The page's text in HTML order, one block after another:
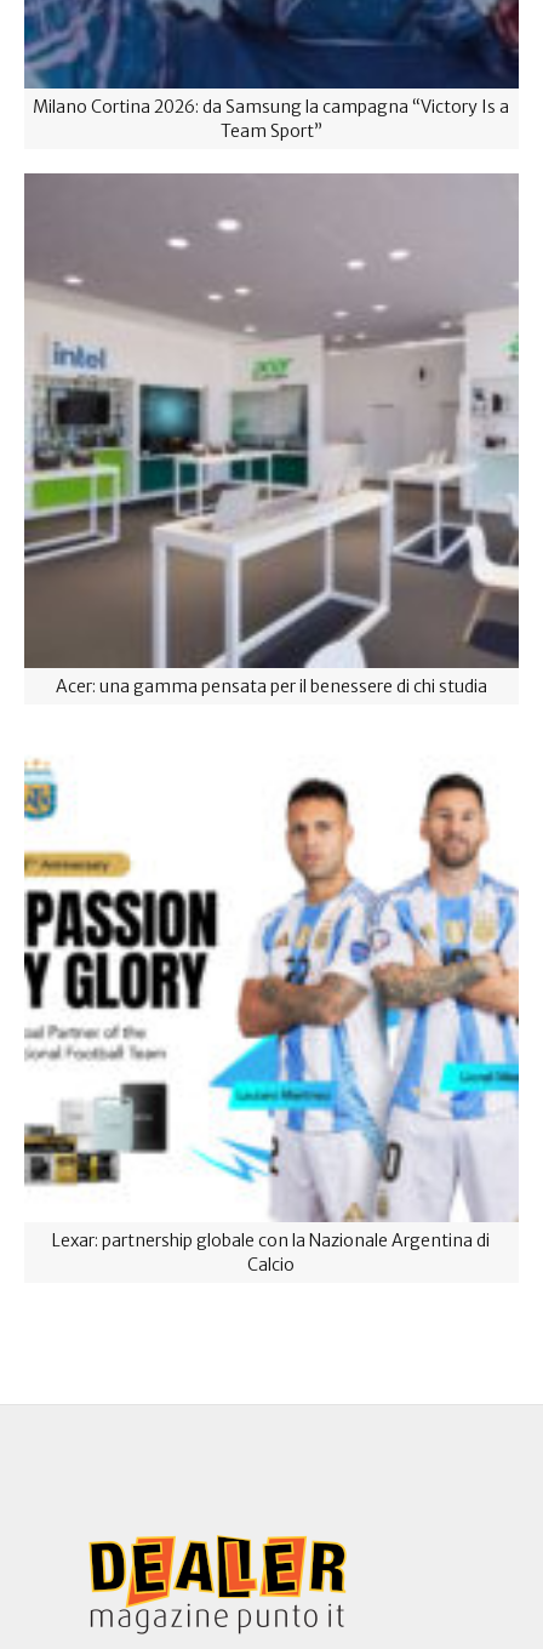
Milano Cortina 2026: da Samsung la campagna “Victory Is a
Team Sport”
Acer: una gamma pensata per il benessere di chi studia
Lexar: partnership globale con la Nazionale Argentina di
Calcio